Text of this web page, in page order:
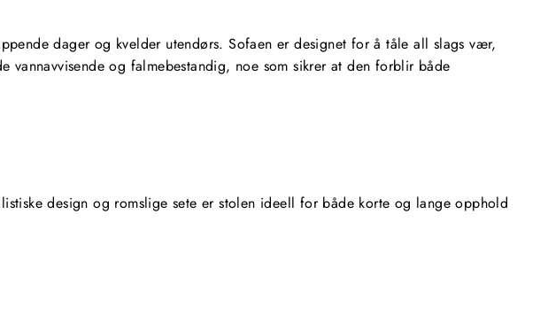
dager og kvelder utendørs. Sofaen er designet for å tåle all slags vær,
og falmebestandig, noe som sikrer at den forblir både
design og romslige sete er stolen ideell for både korte og lange opphold